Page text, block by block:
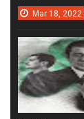
Mar 18, 2022